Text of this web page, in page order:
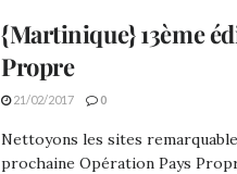
{Martinique} 13ème
Propre
21/02/2017 0
Nettoyons les sites
prochaine Opération Pays